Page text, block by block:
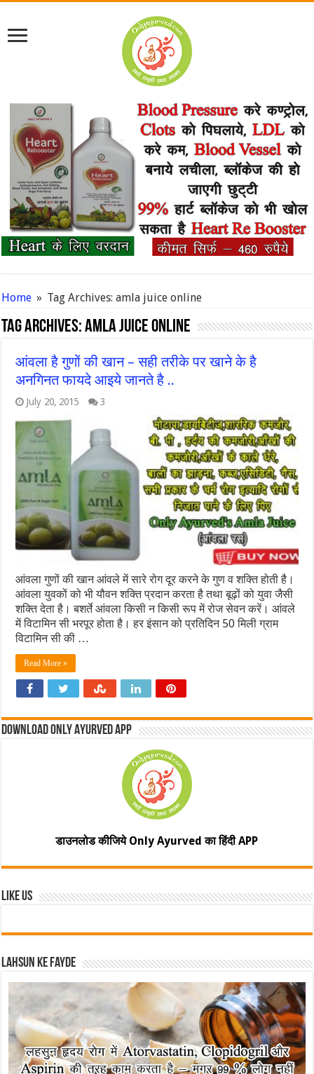
Home » Tag Archives: amla juice online
Tag Archives:amla juice online
आंवला है गुणों की खान – सही तरीके पर खाने के है
अनगिनत फायदे आइये जानते है ..
July 20, 2015 3
आंवला गुणों की खान आंवले में सारे रोग दूर करने के गुण व शक्ति होती है।
आंवला युवकों को भी यौवन शक्ति प्रदान करता है तथा बूढ़ों को युवा जैसी
शक्ति देता है। बशर्ते आंवला किसी न किसी रूप में रोज सेवन करें। आंवले
में विटामिन सी भरपूर होता है। हर इंसान को प्रतिदिन 50 मिली ग्राम
विटामिन सी की …
Read More »
Download Only Ayurved App
डाउनलोड कीजिये Only Ayurved का हिंदी APP
Like Us
Lahsun ke fayde